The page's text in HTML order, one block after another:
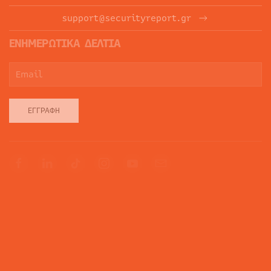
support@securityreport.gr
ΕΝΗΜΕΡΩΤΙΚΑ ΔΕΛΤΙΑ
ΕΓΓΡΑΦΉ